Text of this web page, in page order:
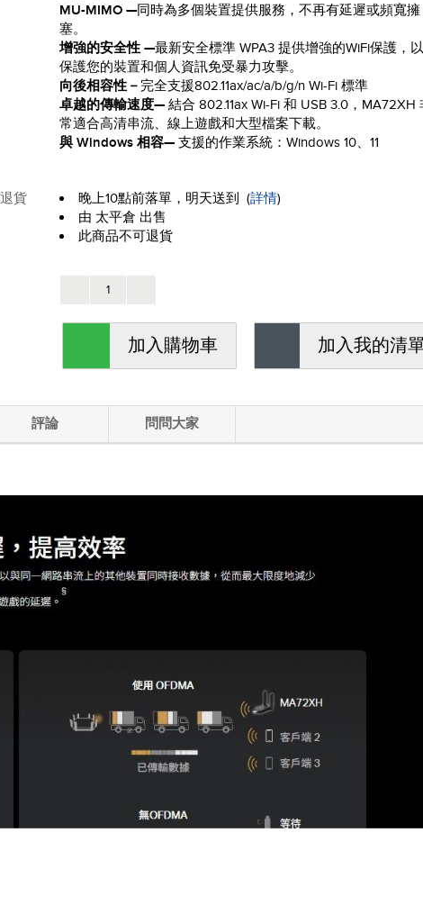
MU-MIMO —同時為多個裝置提供服務，不再有延遲或頻寬擁
塞。
增強的安全性 —最新安全標準 WPA3 提供增強的WiFi保護，以
保護您的裝置和個人資訊免受暴力攻擊。
向後相容性－ 完全支援802.11ax/ac/a/b/g/n Wi-Fi 標準
卓越的傳輸速度— 結合 802.11ax Wi-Fi 和 USB 3.0，MA72XH
常適合高清串流、線上遊戲和大型檔案下載。
與 Windows 相容— 支援的作業系統：Windows 10、11
貨 晚上10點前落單，明天送到 (詳情)
由 太平倉 出售
此商品不可退貨
加入購物車 加入我的清
評論 問問大家